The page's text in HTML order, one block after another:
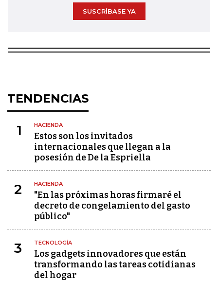
SUSCRÍBASE YA
TENDENCIAS
1 HACIENDA
Estos son los invitados
internacionales que llegan a la
posesión de De la Espriella
2 HACIENDA
"En las próximas horas firmaré el
decreto de congelamiento del gasto
público"
3 TECNOLOGÍA
Los gadgets innovadores que están
transformando las tareas cotidianas
del hogar